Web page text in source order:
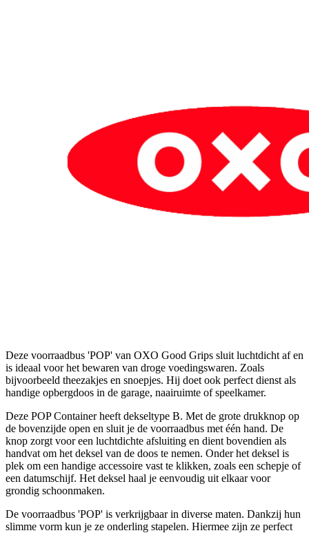
Deze voorraadbus 'POP' van OXO Good Grips sluit luchtdicht af en
is ideaal voor het bewaren van droge voedingswaren. Zoals
bijvoorbeeld theezakjes en snoepjes. Hij doet ook perfect dienst als
handige opbergdoos in de garage, naairuimte of speelkamer.
Deze POP Container heeft dekseltype B. Met de grote drukknop op
de bovenzijde open en sluit je de voorraadbus met één hand. De
knop zorgt voor een luchtdichte afsluiting en dient bovendien als
handvat om het deksel van de doos te nemen. Onder het deksel is
plek om een handige accessoire vast te klikken, zoals een schepje of
een datumschijf. Het deksel haal je eenvoudig uit elkaar voor
grondig schoonmaken.
De voorraadbus 'POP' is verkrijgbaar in diverse maten. Dankzij hun
slimme vorm kun je ze onderling stapelen. Hiermee zijn ze perfect